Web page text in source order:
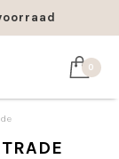
0